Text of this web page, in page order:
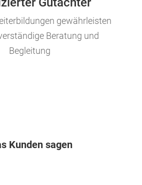
gewährleisten
Beratung und
Begleitung
Kunden sagen